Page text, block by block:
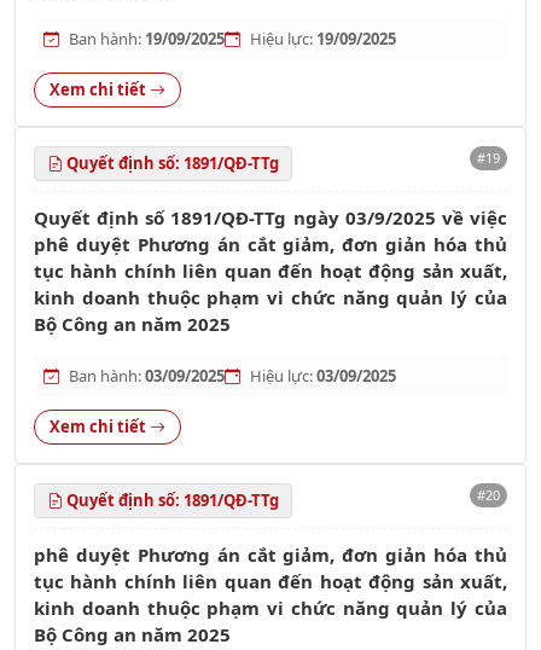
Ban hành: 19/09/2025 Hiệu lực: 19/09/2025
Xem chi tiết
Quyết định số: 1891/QĐ-TTg #19
Quyết định số 1891/QĐ-TTg ngày 03/9/2025 về việc
phê duyệt Phương án cắt giảm, đơn giản hóa thủ
tục hành chính liên quan đến hoạt động sản xuất,
kinh doanh thuộc phạm vi chức năng quản lý của
Bộ Công an năm 2025
Ban hành:03/09/2025 Hiệu lực:03/09/2025
Xem chi tiết
Quyết định số: 1891/QĐ-TTg #20
phê duyệt Phương án cắt giảm, đơn giản hóa thủ
tục hành chính liên quan đến hoạt động sản xuất,
kinh doanh thuộc phạm vi chức năng quản lý của
Bộ Công an năm 2025